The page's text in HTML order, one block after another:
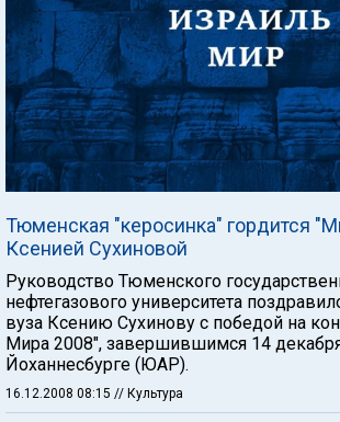
Тюменская "керосинка" гордится
Ксенией Сухиновой
Руководство Тюменского
нефтегазового университета
вуза Ксению Сухинову с победой на
Мира 2008", завершившимся 14
Йоханнесбурге (ЮАР).
16.12.2008 08:15 // Культура